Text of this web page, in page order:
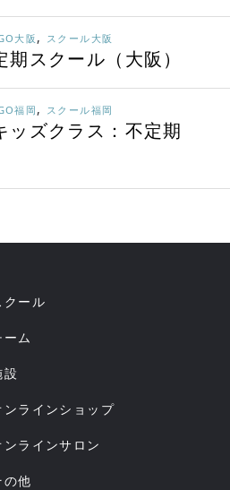
大阪, スクール大阪
スクール（大阪）
福岡, スクール福岡
ッズクラス：不定期
クール
ーム
設
ンラインショップ
ンラインサロン
の他